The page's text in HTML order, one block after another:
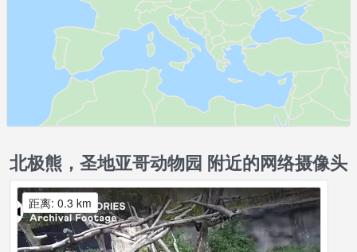
北极熊，圣地亚哥动物园 附近的网络摄像头
距离: 0.3 km